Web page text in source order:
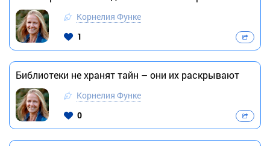
Корнелия Функе
1
Библиотеки не хранят тайн – они их раскрывают
Корнелия Функе
0